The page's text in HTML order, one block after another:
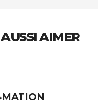
AIMER